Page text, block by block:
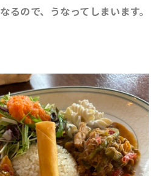
るので、うなってしまいます。